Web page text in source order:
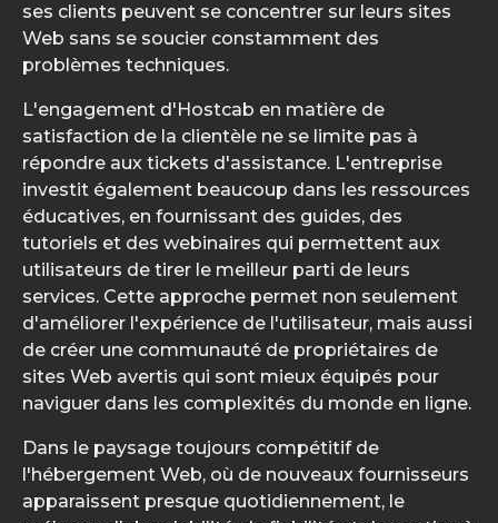
ses clients peuvent se concentrer sur leurs sites
Web sans se soucier constamment des
problèmes techniques.
L'engagement d'Hostcab en matière de
satisfaction de la clientèle ne se limite pas à
répondre aux tickets d'assistance. L'entreprise
investit également beaucoup dans les ressources
éducatives, en fournissant des guides, des
tutoriels et des webinaires qui permettent aux
utilisateurs de tirer le meilleur parti de leurs
services. Cette approche permet non seulement
d'améliorer l'expérience de l'utilisateur, mais aussi
de créer une communauté de propriétaires de
sites Web avertis qui sont mieux équipés pour
naviguer dans les complexités du monde en ligne.
Dans le paysage toujours compétitif de
l'hébergement Web, où de nouveaux fournisseurs
apparaissent presque quotidiennement, le